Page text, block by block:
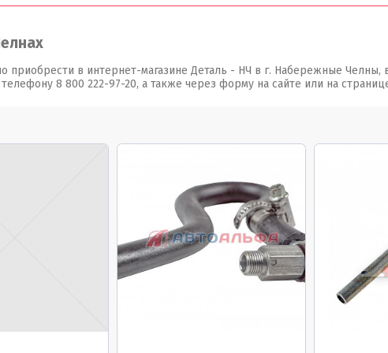
приобрести в интернет-магазине Деталь - НЧ в г. Набережные
8 800 222-97-20, а также через форму на сайте или на